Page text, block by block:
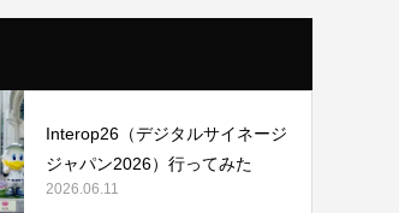
Interop26（デジタルサイネージ
ジャパン2026）行ってみた
2026.06.11